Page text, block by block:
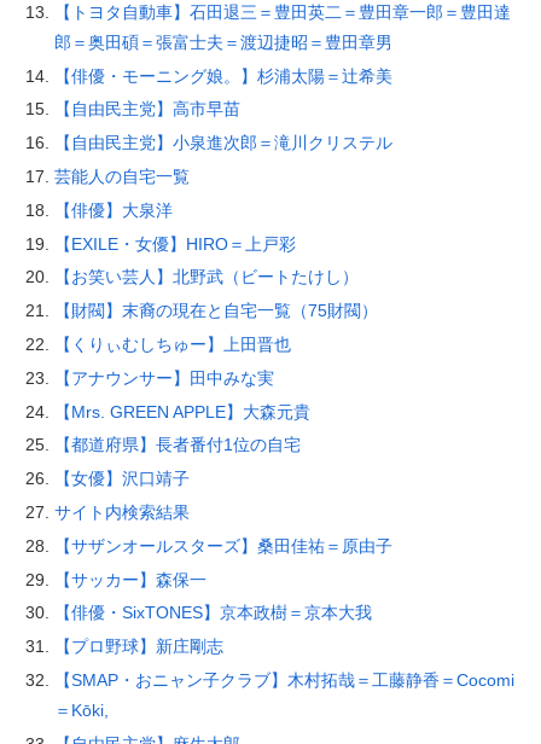
【トヨタ自動車】石田退三＝豊田英二＝豊田章一郎＝豊田達
郎＝奥田碩＝張富士夫＝渡辺捷昭＝豊田章男
【俳優・モーニング娘。】杉浦太陽＝辻希美
【自由民主党】高市早苗
【自由民主党】小泉進次郎＝滝川クリステル
芸能人の自宅一覧
【俳優】大泉洋
【EXILE・女優】HIRO＝上戸彩
【お笑い芸人】北野武（ビートたけし）
【財閥】末裔の現在と自宅一覧（75財閥）
【くりぃむしちゅー】上田晋也
【アナウンサー】田中みな実
【Mrs. GREEN APPLE】大森元貴
【都道府県】長者番付1位の自宅
【女優】沢口靖子
サイト内検索結果
【サザンオールスターズ】桑田佳祐＝原由子
【サッカー】森保一
【俳優・SixTONES】京本政樹＝京本大我
【プロ野球】新庄剛志
【SMAP・おニャン子クラブ】木村拓哉＝工藤静香＝Cocomi
＝Kōki,